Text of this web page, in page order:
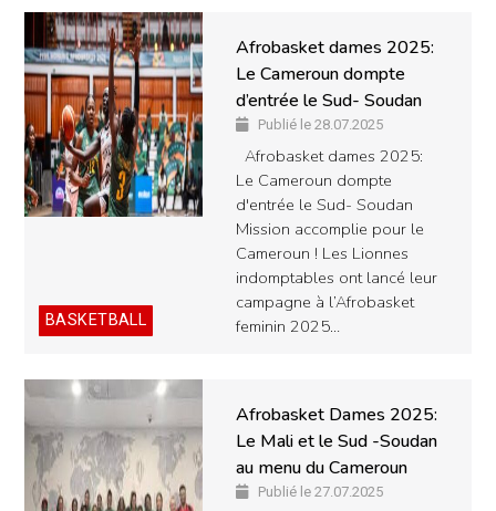
BASKETBALL
Afrobasket dames 2025:
Le Cameroun dompte
d’entrée le Sud- Soudan
Publié le 28.07.2025
Afrobasket dames 2025:
Le Cameroun dompte
d'entrée le Sud- Soudan
Mission accomplie pour le
Cameroun ! Les Lionnes
indomptables ont lancé leur
campagne à l’Afrobasket
feminin 2025…
Afrobasket Dames 2025:
Le Mali et le Sud -Soudan
au menu du Cameroun
Publié le 27.07.2025